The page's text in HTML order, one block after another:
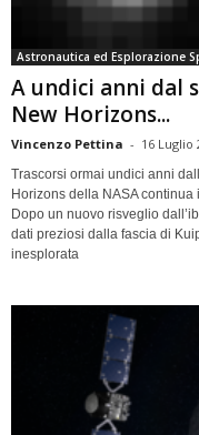
Astronautica ed Esplorazione
A undici anni dal
New Horizons...
Vincenzo Pettina - 16 Luglio
Trascorsi ormai undici anni
Horizons della NASA
Dopo un nuovo risveglio
dati preziosi dalla fascia di
inesplorata